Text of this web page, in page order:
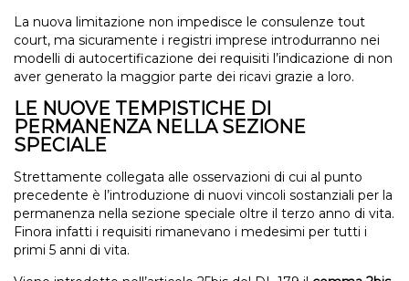
La nuova limitazione non impedisce le consulenze tout
court, ma sicuramente i registri imprese introdurranno nei
modelli di autocertificazione dei requisiti l’indicazione di non
aver generato la maggior parte dei ricavi grazie a loro.
LE NUOVE TEMPISTICHE DI
PERMANENZA NELLA SEZIONE
SPECIALE
Strettamente collegata alle osservazioni di cui al punto
precedente è l’introduzione di nuovi vincoli sostanziali per la
permanenza nella sezione speciale oltre il terzo anno di vita.
Finora infatti i requisiti rimanevano i medesimi per tutti i
primi 5 anni di vita.